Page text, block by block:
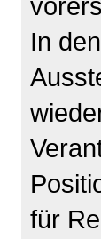
In
für